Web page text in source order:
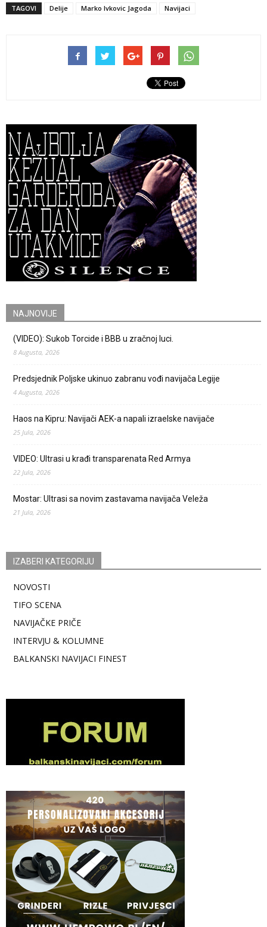
TAGOVI Delije Marko Ivkovic Jagoda Navijaci
NAJNOVIJE
(VIDEO): Sukob Torcide i BBB u zračnoj luci.
8 Augusta, 2026
Predsjednik Poljske ukinuo zabranu vođi navijača Legije
4 Augusta, 2026
Haos na Kipru: Navijači AEK-a napali izraelske navijače
25 Jula, 2026
VIDEO: Ultrasi u krađi transparenata Red Armya
22 Jula, 2026
Mostar: Ultrasi sa novim zastavama navijača Veleža
21 Jula, 2026
IZABERI KATEGORIJU
NOVOSTI
TIFO SCENA
NAVIJAČKE PRIČE
INTERVJU & KOLUMNE
BALKANSKI NAVIJACI FINEST